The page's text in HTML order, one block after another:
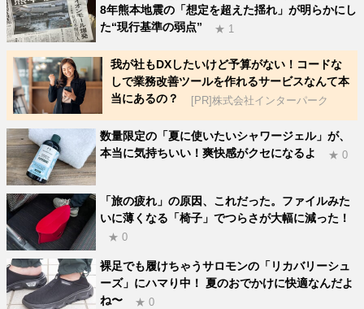
8年熊本地震の「想定を超えた揺れ」が明らかにし
た“現行基準の弱点”
★ 1
我が社もDXしたいけど予算がない！コードな
しで業務改善ツールを作れるサービスなんて本
当にあるの？
[PR]株式会社インターパーク
数量限定の「夏に使いたいシャワージェル」が、
本当に気持ちいい！爽快感がクセになるよ
★ 0
「旅の疲れ」の原因、これだった。ファイルみた
いに薄くなる「椅子」でつらさが大幅に減った！
★ 0
裸足でも履けちゃうサロモンの「リカバリーシュ
ーズ」にハマり中！ 夏のおでかけに快適なんだよ
ね〜
★ 0